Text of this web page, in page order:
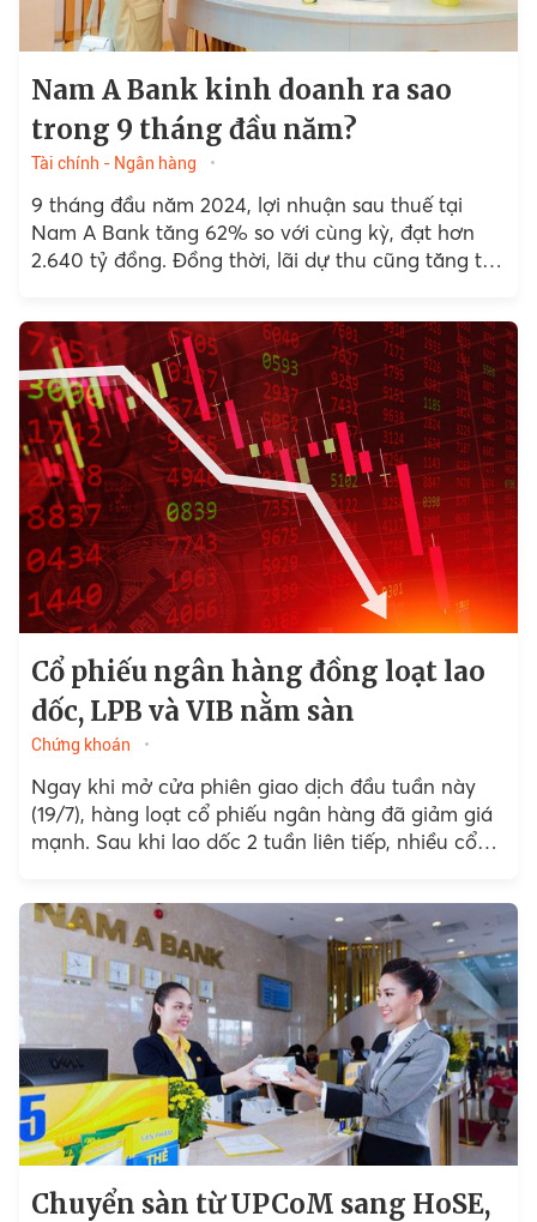
Nam A Bank kinh doanh ra sao
trong 9 tháng đầu năm?
Tài chính - Ngân hàng
9 tháng đầu năm 2024, lợi nhuận sau thuế tại
Nam A Bank tăng 62% so với cùng kỳ, đạt hơn
2.640 tỷ đồng. Đồng thời, lãi dự thu cũng tăng tới
Cổ phiếu ngân hàng đồng loạt lao
dốc, LPB và VIB nằm sàn
Chứng khoán
Ngay khi mở cửa phiên giao dịch đầu tuần này
(19/7), hàng loạt cổ phiếu ngân hàng đã giảm giá
mạnh. Sau khi lao dốc 2 tuần liên tiếp, nhiều cổ
Chuyển sàn từ UPCoM sang HoSE,